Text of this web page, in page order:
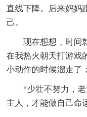
直线下降。后来妈妈
己。
现在想想，时间
在我热火朝天打游戏
小动作的时候溜走
“少壮不努力，
主人，才能做自己命